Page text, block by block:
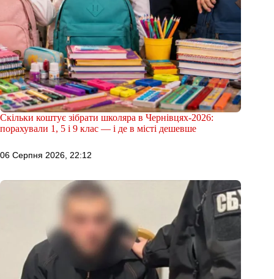
Скільки коштує зібрати школяра в Чернівцях-2026:
порахували 1, 5 і 9 клас — і де в місті дешевше
06 Серпня 2026, 22:12